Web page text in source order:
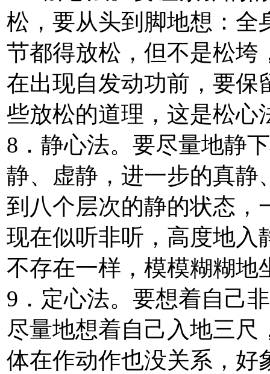
松，要从头到脚地想：全
节都得放松，但不是松垮
在出现自发动功前，要保
些放松的道理，这是松心
8．静心法。要尽量地静
静、虚静，进一步的真静
到八个层次的静的状态，
现在似听非听，高度地入
不存在一样，模模糊糊地
9．定心法。要想着自己
尽量地想着自己入地三尺
体在作动作也没关系，好